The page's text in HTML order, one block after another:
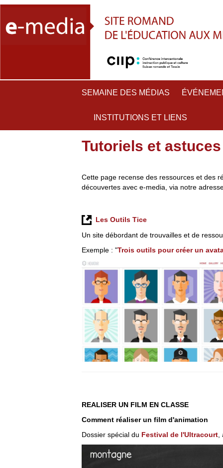
SEMAINE DES MÉDIAS
INSTITUTIONS ET LIENS
Tutoriels et astuces
Cette page recense des ressources et des
découvertes avec e-media, via notre
Les Outils Tice
Un site débordant de trouvailles et de
Exemple : "Trois outils pour créer un
REALISER UN FILM EN CLASSE
Comment réaliser un film d'animation
Dossier spécial du Festival de l'Ultracourt,